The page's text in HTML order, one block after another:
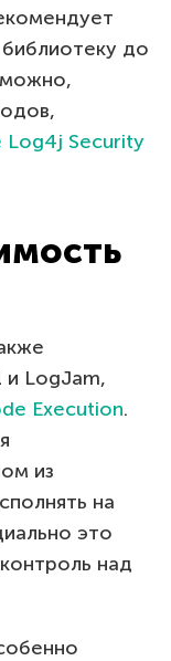
до
Log4j Security
и LogJam,
Execution.
из
на
это
над